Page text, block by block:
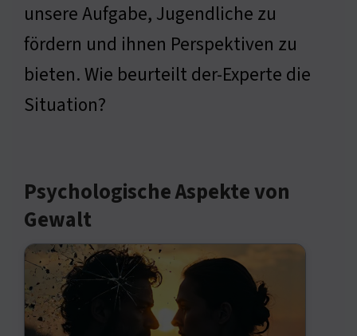
unsere Aufgabe, Jugendliche zu
fördern und ihnen Perspektiven zu
bieten. Wie beurteilt der-Experte die
Situation?
Psychologische Aspekte von
Gewalt